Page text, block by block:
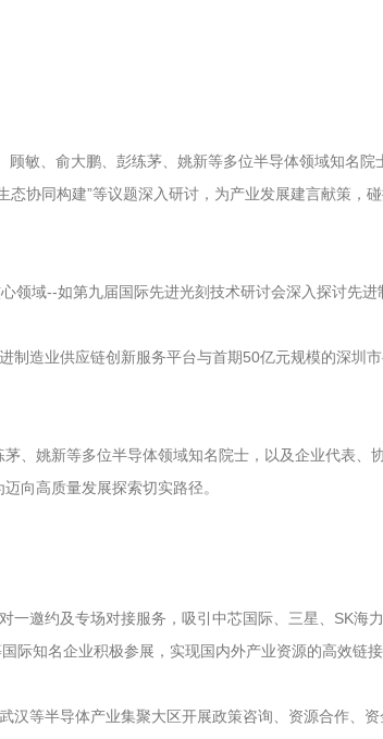
敏、俞大鹏、彭练茅、姚新等多位半导体领域知名院
协同构建”等议题深入研讨，为产业发展建言献策，
领域--如第九届国际先进光刻技术研讨会深入探讨先
造业供应链创新服务平台与首期50亿元规模的深圳
、姚新等多位半导体领域知名院士，以及企业代表、
向高质量发展探索切实路径。
邀约及专场对接服务，吸引中芯国际、三星、SK海
知名企业积极参展，实现国内外产业资源的高效链
汉等半导体产业集聚大区开展政策咨询、资源合作、